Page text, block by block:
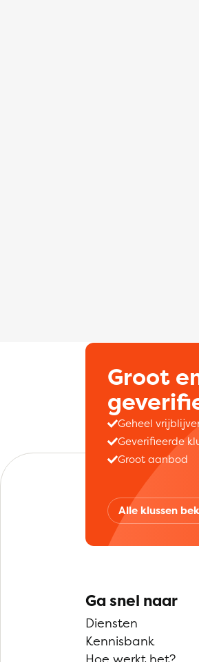
Groot
Geheel
Geverifieerde
Groot aanbod
Alle klussen
Ga snel naar
Diensten
Kennisbank